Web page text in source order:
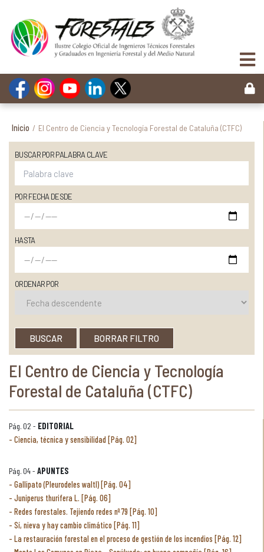
Inicio / El Centro de Ciencia y Tecnología Forestal de Cataluña (CTFC)
BUSCAR POR PALABRA CLAVE
POR FECHA DESDE
HASTA
ORDENAR POR
BUSCAR BORRAR FILTRO
El Centro de Ciencia y Tecnología
Forestal de Cataluña (CTFC)
Pág. 02 - EDITORIAL
Ciencia, técnica y sensibilidad [Pág. 02]
Pág. 04 - APUNTES
Gallipato (Pleurodeles waltl) [Pág. 04]
Juniperus thurifera L. [Pág. 06]
Redes forestales. Tejiendo redes nº 79 [Pág. 10]
Sí, nieva y hay cambio climático [Pág. 11]
La restauración forestal en el proceso de gestión de los incendios [Pág. 12]